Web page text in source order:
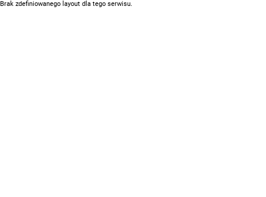
Brak zdefiniowanego layout dla tego serwisu.